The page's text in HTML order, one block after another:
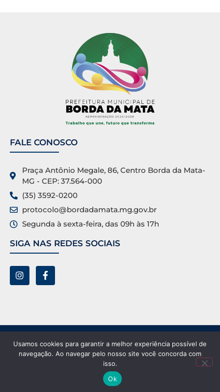
FALE CONOSCO
Praça Antônio Megale, 86, Centro Borda da Mata-
MG - CEP: 37.564-000
(35) 3592-0200
protocolo@bordadamata.mg.gov.br
Segunda à sexta-feira, das 09h às 17h
SIGA NAS REDES SOCIAIS
Prefeitura Municipal de Borda da Mata ©. Todos os
direitos reservados.
Usamos cookies para garantir a melhor experiência possível de
navegação. Ao navegar pelo nosso site você concorda com
isso.
Ok